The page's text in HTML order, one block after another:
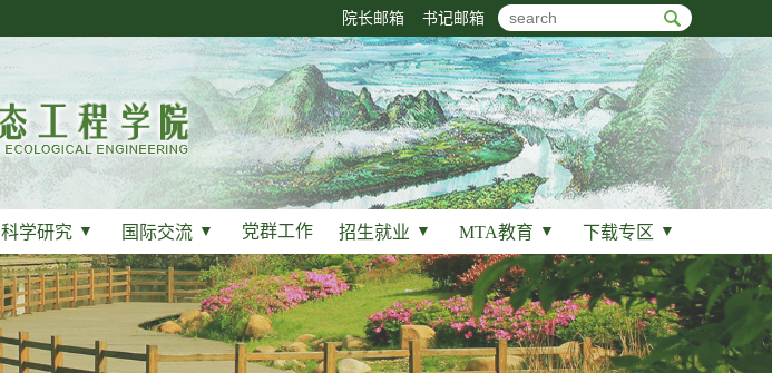
院长邮箱 书记邮箱
科学研究 ▼ 国际交流 ▼ 党群工作 招生就业 ▼ MTA教育 ▼ 下载专区 ▼